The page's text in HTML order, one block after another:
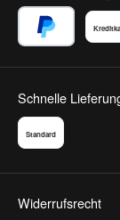
Schnelle
Standard
Widerrufsrecht